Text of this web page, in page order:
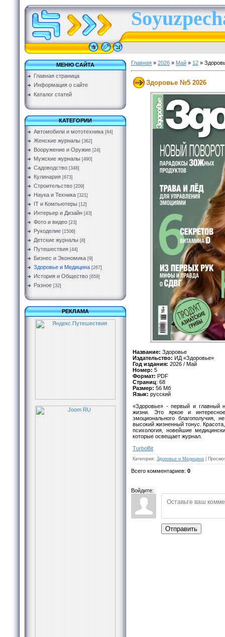
МЕНЮ САЙТА
Главная страница
Информация о сайте
Каталог статей
КАТЕГОРИИ
Автомобили и мототехника [84]
Женские журналы [362]
Вооружение и Оружие [24]
Мужские журналы [490]
Садоводство [348]
Кулинария [673]
Строительство [209]
Наука и Техника [321]
IT и Компьютеры [12]
Интерьер и Дизайн [43]
Фото и видео [23]
Рукоделие [1506]
Детские журналы [8]
Путешествия [44]
Бизнес и Экономика [9]
Здоровье и Медицина [267]
История и Общество [659]
Разное [32]
РЕКЛАМА
Главная » 2026 » Май » 12 »
Здоровье №5 2026
Название: Здоровье
Издательство: ИД «Здоровье»
Год издания: 2026 / Май
Номер: 5
Формат: PDF
Страниц: 68
Размер: 56 Мб
Язык: русский
«Здоровье» - первый и главный
жизни. Это яркое и
эмоционального благополучия,
высокий жизненный тонус.
психология, новейшие
которые освещает журнал.
TurbоBit
Категория: Здоровье и Медицина
Всего комментариев: 0
Войдите:
Отправить